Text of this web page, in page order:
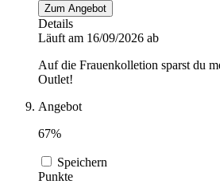
Zum Angebot
Details
Läuft am 16/09/2026 ab
Auf die Frauenkolletion sparst du
Outlet!
Angebot
67%
Speichern
Punkte